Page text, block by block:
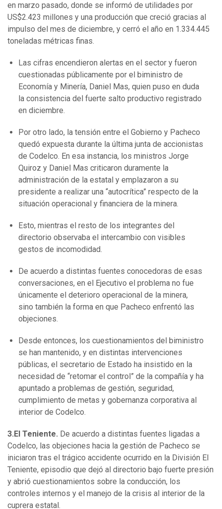
en marzo pasado, donde se informó de utilidades por
US$2.423 millones y una producción que creció gracias al
impulso del mes de diciembre, y cerró el año en 1.334.445
toneladas métricas finas.
Las cifras encendieron alertas en el sector y fueron
cuestionadas públicamente por el biministro de
Economía y Minería, Daniel Mas, quien puso en duda
la consistencia del fuerte salto productivo registrado
en diciembre.
Por otro lado, la tensión entre el Gobierno y Pacheco
quedó expuesta durante la última junta de accionistas
de Codelco. En esa instancia, los ministros Jorge
Quiroz y Daniel Mas criticaron duramente la
administración de la estatal y emplazaron a su
presidente a realizar una “autocrítica” respecto de la
situación operacional y financiera de la minera.
Esto, mientras el resto de los integrantes del
directorio observaba el intercambio con visibles
gestos de incomodidad.
De acuerdo a distintas fuentes conocedoras de esas
conversaciones, en el Ejecutivo el problema no fue
únicamente el deterioro operacional de la minera,
sino también la forma en que Pacheco enfrentó las
objeciones.
Desde entonces, los cuestionamientos del biministro
se han mantenido, y en distintas intervenciones
públicas, el secretario de Estado ha insistido en la
necesidad de “retomar el control” de la compañía y ha
apuntado a problemas de gestión, seguridad,
cumplimiento de metas y gobernanza corporativa al
interior de Codelco.
3.El Teniente. De acuerdo a distintas fuentes ligadas a
Codelco, las objeciones hacia la gestión de Pacheco se
iniciaron tras el trágico accidente ocurrido en la División El
Teniente, episodio que dejó al directorio bajo fuerte presión
y abrió cuestionamientos sobre la conducción, los
controles internos y el manejo de la crisis al interior de la
cuprera estatal.